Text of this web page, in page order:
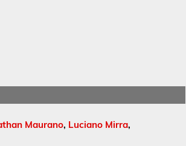
Maurano, Luciano Mirra,